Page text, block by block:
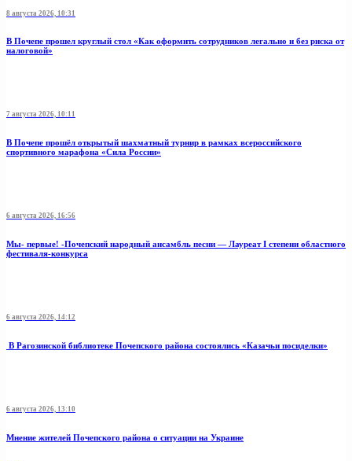
8 августа 2026, 10:31
В Почепе прошел круглый стол «Как оформить сотрудников легально и без риска от
налоговой»
7 августа 2026, 10:11
В Почепе прошёл открытый шахматный турнир в рамках всероссийского
спортивного марафона «Сила России»
6 августа 2026, 16:56
Мы- первые! -Почепский народный ансамбль песни — Лауреат I степени областного
фестиваля-конкурса
6 августа 2026, 14:12
В Рагозинской библиотеке Почепского района состоялись «Казачьи посиделки»
6 августа 2026, 13:10
Мнение жителей Почепского района о ситуации на Украине